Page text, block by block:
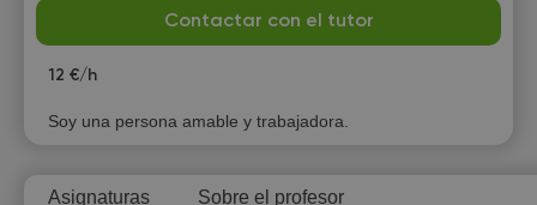
Contactar con el tutor
12 €/h
Soy una persona amable y trabajadora.
Asignaturas Sobre el profesor
9
Mo
10
Tu
11
12
15:30